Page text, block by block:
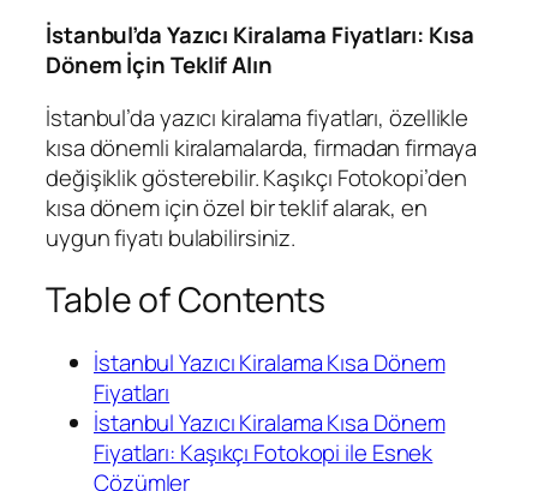
İstanbul’da Yazıcı Kiralama Fiyatları: Kısa
Dönem İçin Teklif Alın
İstanbul’da yazıcı kiralama fiyatları, özellikle
kısa dönemli kiralamalarda, firmadan firmaya
değişiklik gösterebilir. Kaşıkçı Fotokopi’den
kısa dönem için özel bir teklif alarak, en
uygun fiyatı bulabilirsiniz.
Table of Contents
İstanbul Yazıcı Kiralama Kısa Dönem
Fiyatları
İstanbul Yazıcı Kiralama Kısa Dönem
Fiyatları: Kaşıkçı Fotokopi ile Esnek
Çözümler